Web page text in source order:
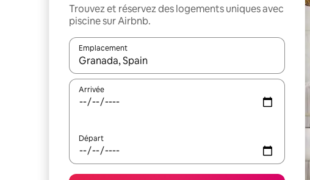
Trouvez et réservez des logements uniques avec
piscine sur Airbnb.
Emplacement
Quand les résultats sont affichés, parcourez-les en
Arrivée
Départ